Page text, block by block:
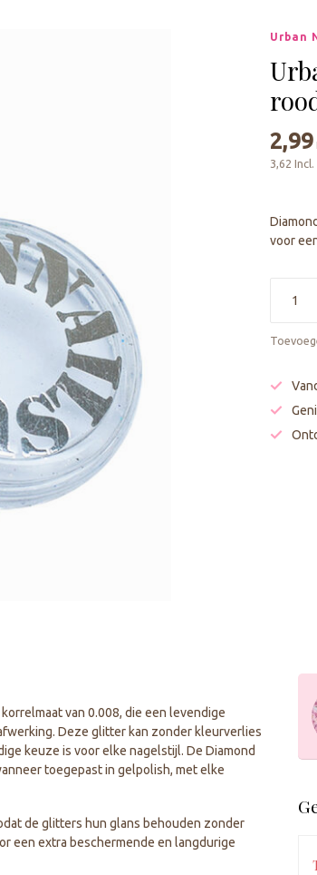
swipetekens
gebruiken.
Urban
2,99
3,62
voor
van 0.008, die een levendige
Deze glitter kan zonder kleurverlies
keuze is voor elke nagelstijl. De Diamond
toegepast in gelpolish, met elke
de glitters hun glans behouden zonder
een extra beschermende en langdurige